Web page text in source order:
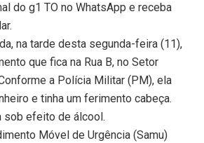
do g1 TO no WhatsApp e receba
na tarde desta segunda-feira (11),
que fica na Rua B, no Setor
a Polícia Militar (PM), ela
e tinha um ferimento cabeça.
sob efeito de álcool.
Móvel de Urgência (Samu)